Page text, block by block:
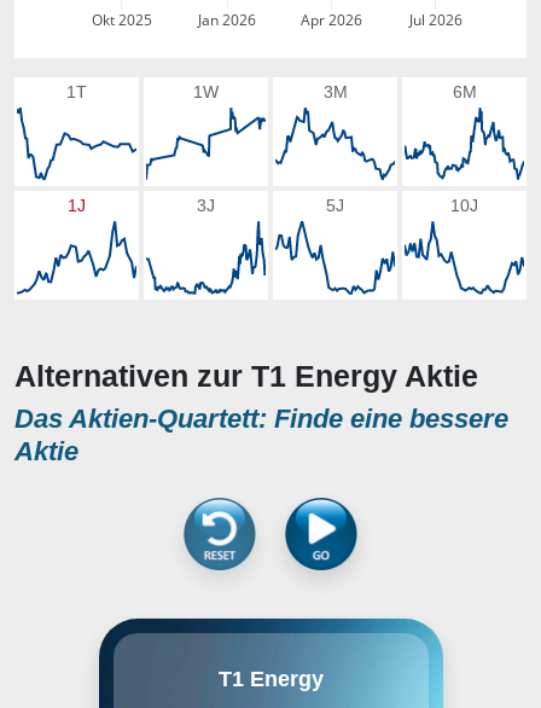
Okt 2025 Jan 2026 Apr 2026 Jul 2026
1T 1W 3M 6M
1J 3J 5J 10J
Alternativen zur T1 Energy Aktie
Das Aktien-Quartett: Finde eine bessere
Aktie
T1 Energy
developing battery solutions. It